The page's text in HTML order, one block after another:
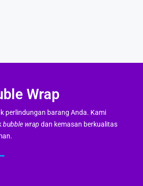
Wrap
perlindungan barang Anda. Kami
bubble wrap dan kemasan berkualitas